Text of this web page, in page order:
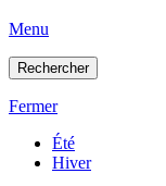
Menu
Rechercher
Fermer
Été
Hiver